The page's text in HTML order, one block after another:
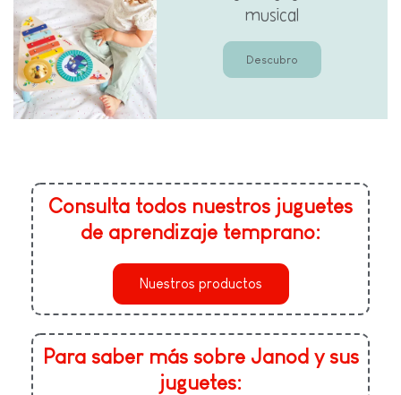
musical
Descubro
Consulta todos nuestros juguetes
de aprendizaje temprano:
Nuestros productos
Para saber más sobre Janod y sus
juguetes: